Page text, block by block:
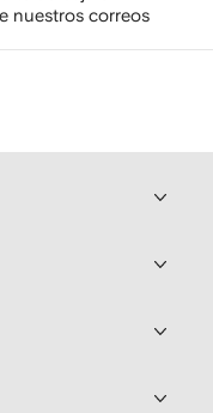
nuestros correos